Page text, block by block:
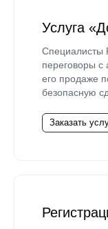
Услуга
Специалисты
переговоры
его продаже
безопасную
Заказать